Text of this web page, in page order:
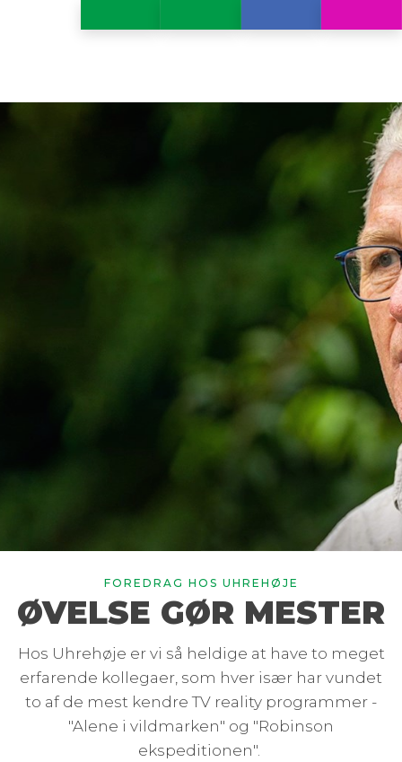
FOREDRAG HOS UHREHØJE
ØVELSE GØR MESTER
Hos Uhrehøje er vi så heldige at have to meget
erfarende kollegaer, som hver især har vundet
to af de mest kendre TV reality programmer -
"Alene i vildmarken" og "Robinson
ekspeditionen".